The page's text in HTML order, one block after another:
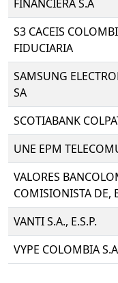
FINANCIERA S.A
S3 CACEIS
FIDUCIARIA
SAMSUNG
SA
SCOTIABANK
UNE EPM
VALORES
COMISIONISTA DE,
VANTI S.A., E.S.P.
VYPE COLOMBIA